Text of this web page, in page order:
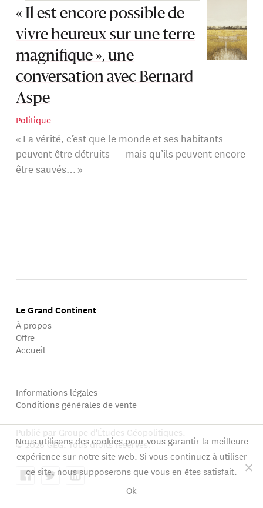
« Il est encore possible de
vivre heureux sur une terre
magnifique », une
conversation avec Bernard
Aspe
Politique
« La vérité, c’est que le monde et ses habitants
peuvent être détruits — mais qu’ils peuvent encore
être sauvés… »
Le Grand Continent
À propos
Offre
Accueil
Informations légales
Conditions générales de vente
Publié par Groupe d'Études Géopolitiques.
© 2026 GEG. Tous droits réservés.
Nous utilisons des cookies pour vous garantir la meilleure
expérience sur notre site web. Si vous continuez à utiliser
ce site, nous supposerons que vous en êtes satisfait.
Ok